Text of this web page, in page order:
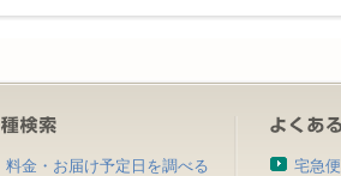
料金・お届け予定日を調べる
宅急